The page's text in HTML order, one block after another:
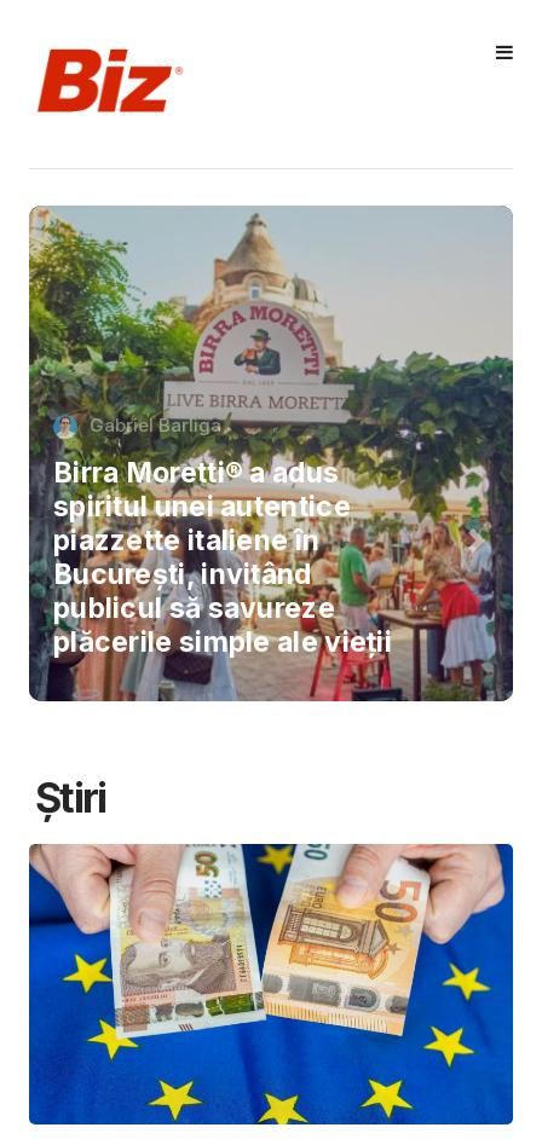
Gabriel Barliga
Birra Moretti® a adus
spiritul unei autentice
piazzette italiene în
București, invitând
publicul să savureze
plăcerile simple ale vieții
Știri